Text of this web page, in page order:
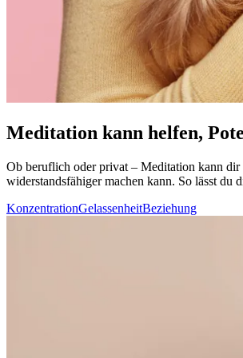
Meditation kann helfen,
Ob beruf­lich oder privat – Medi­ta­tion kann dir
widerstandsfähiger machen kann. So lässt du
KonzentrationGelassenheitBeziehung